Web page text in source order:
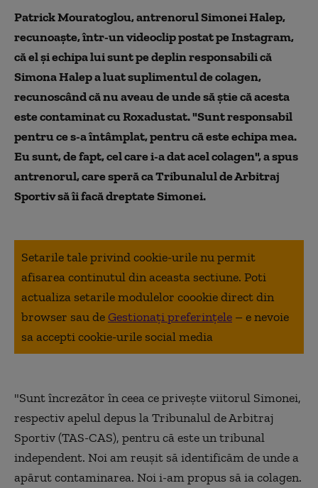
Patrick Mouratoglou, antrenorul Simonei Halep,
recunoaște, într-un videoclip postat pe Instagram,
că el și echipa lui sunt pe deplin responsabili că
Simona Halep a luat suplimentul de colagen,
recunoscând că nu aveau de unde să știe că acesta
este contaminat cu Roxadustat. "Sunt responsabil
pentru ce s-a întâmplat, pentru că este echipa mea.
Eu sunt, de fapt, cel care i-a dat acel colagen", a spus
antrenorul, care speră ca Tribunalul de Arbitraj
Sportiv să îi facă dreptate Simonei.
Setarile tale privind cookie-urile nu permit
afisarea continutul din aceasta sectiune. Poti
actualiza setarile modulelor coookie direct din
browser sau deGestionați preferințele – e nevoie
sa accepti cookie-urile social media
"Sunt încrezător în ceea ce privește viitorul Simonei,
respectiv apelul depus la Tribunalul de Arbitraj
Sportiv (TAS-CAS), pentru că este un tribunal
independent. Noi am reușit să identificăm de unde a
apărut contaminarea. Noi i-am propus să ia colagen.